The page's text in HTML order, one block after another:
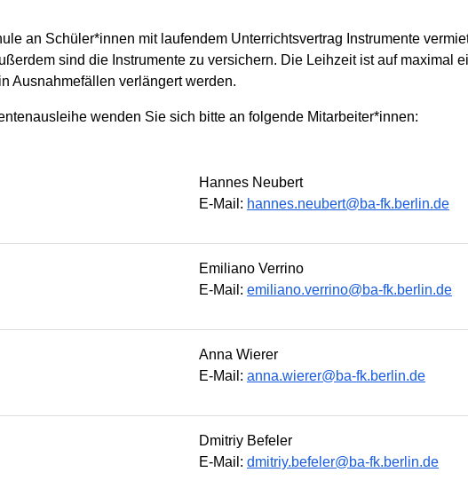
an Schüler*innen mit laufendem Unterrichtsvertrag Instrumente
sind die Instrumente zu versichern. Die Leihzeit ist auf maximal
Ausnahmefällen verlängert werden.
wenden Sie sich bitte an folgende Mitarbeiter*innen:
Hannes Neubert
E-Mail: hannes.neubert@ba-fk.berlin.de
Emiliano Verrino
E-Mail: emiliano.verrino@ba-fk.berlin.de
Anna Wierer
E-Mail: anna.wierer@ba-fk.berlin.de
Dmitriy Befeler
E-Mail: dmitriy.befeler@ba-fk.berlin.de